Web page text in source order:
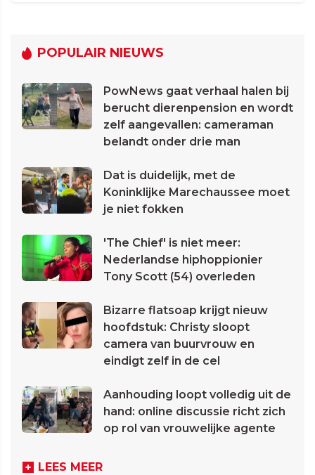
POPULAIR NIEUWS
PowNews gaat verhaal halen bij
berucht dierenpension en wordt
zelf aangevallen: cameraman
belandt onder drie man
Dat is duidelijk, met de
Koninklijke Marechaussee moet
je niet fokken
'The Chief' is niet meer:
Nederlandse hiphoppionier
Tony Scott (54) overleden
Bizarre flatsoap krijgt nieuw
hoofdstuk: Christy sloopt
camera van buurvrouw en
eindigt zelf in de cel
Aanhouding loopt volledig uit de
hand: online discussie richt zich
op rol van vrouwelijke agente
LEES MEER